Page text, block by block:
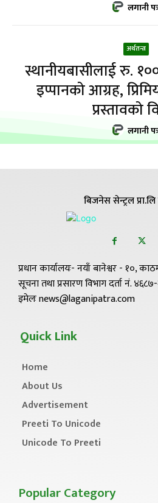
लगानी
अर्थतन्त्र
स्थानीयबासीलाई रु.
इप्पानको आग्रह,
प्रस्तावको
लगानी
बिजनेस सेन्ट्रल प्रा.लि
प्रधान कार्यालयः- नयाँ बानेश्वर - १०,
सूचना तथा प्रसारण विभाग दर्ता नं.
इमेलः news@laganipatra.com
Quick Link
Home
About Us
Advertisement
Preeti To Unicode
Unicode To Preeti
Popular Category